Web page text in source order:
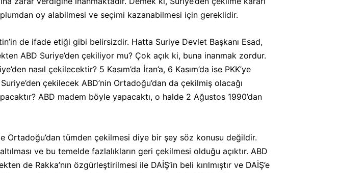
oy alabilmesi ve seçimi kazanabilmesi için gereklidir.
de ifade etiği gibi belirsizdir. Hatta Suriye Devlet Başkanı Esad,
ABD Suriye’den çekiliyor mu? Çok açık ki, buna inanmak zordur.
nasıl çekilecektir? 5 Kasım’da İran’a, 6 Kasım’da ise PKK’ye
çekilecek ABD’nin Ortadoğu’dan da çekilmiş olacağı
ABD madem böyle yapacaktı, o halde 2 Ağustos 1990’dan
Ortadoğu’dan tümden çekilmesi diye bir şey söz konusu değildir.
ve bu temelde fazlalıkların geri çekilmesi olduğu açıktır. ABD
de Rakka’nın özgürleştirilmesi ile DAİŞ’in beli kırılmıştır ve DAİŞ’e